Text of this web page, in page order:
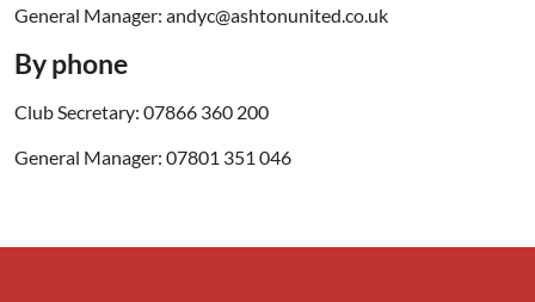
General Manager: andyc@ashtonunited.co.uk
By phone
Club Secretary: 07866 360 200
General Manager: 07801 351 046